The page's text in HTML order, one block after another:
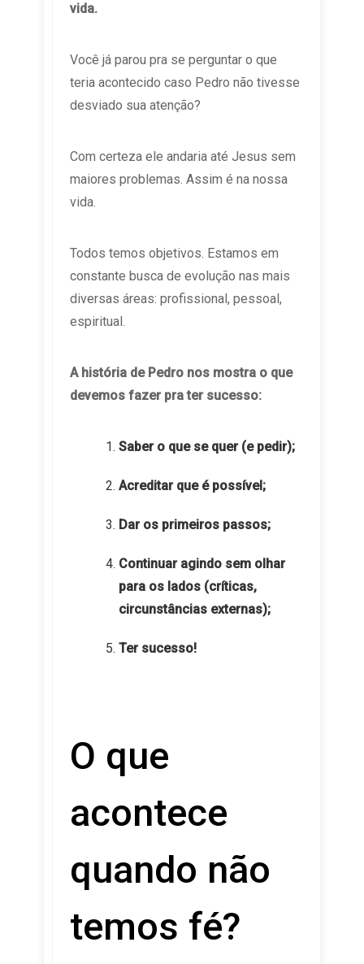
vida.
Você já parou pra se perguntar o que
teria acontecido caso Pedro não tivesse
desviado sua atenção?
Com certeza ele andaria até Jesus sem
maiores problemas. Assim é na nossa
vida.
Todos temos objetivos. Estamos em
constante busca de evolução nas mais
diversas áreas: profissional, pessoal,
espiritual.
A história de Pedro nos mostra o que
devemos fazer pra ter sucesso:
Saber o que se quer (e pedir);
Acreditar que é possível;
Dar os primeiros passos;
Continuar agindo sem olhar
para os lados (críticas,
circunstâncias externas);
Ter sucesso!
O que
acontece
quando não
temos fé?